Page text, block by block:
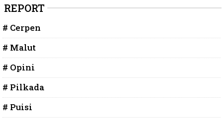
REPORT
# Cerpen
# Malut
# Opini
# Pilkada
# Puisi